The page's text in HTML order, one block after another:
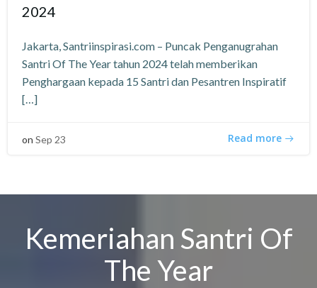
2024
Jakarta, Santriinspirasi.com – Puncak Penganugrahan
Santri Of The Year tahun 2024 telah memberikan
Penghargaan kepada 15 Santri dan Pesantren Inspiratif
[…]
on Sep 23 Read more
Kemeriahan Santri Of
The Year